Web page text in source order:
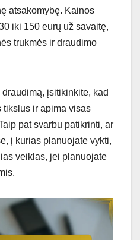
atsakomybę. Kainos
iki 150 eurų už savaitę,
trukmės ir draudimo
įsitikinkite, kad
ir apima visas
pat svarbu patikrinti, ar
į kurias planuojate vykti,
veiklas, jei planuojate